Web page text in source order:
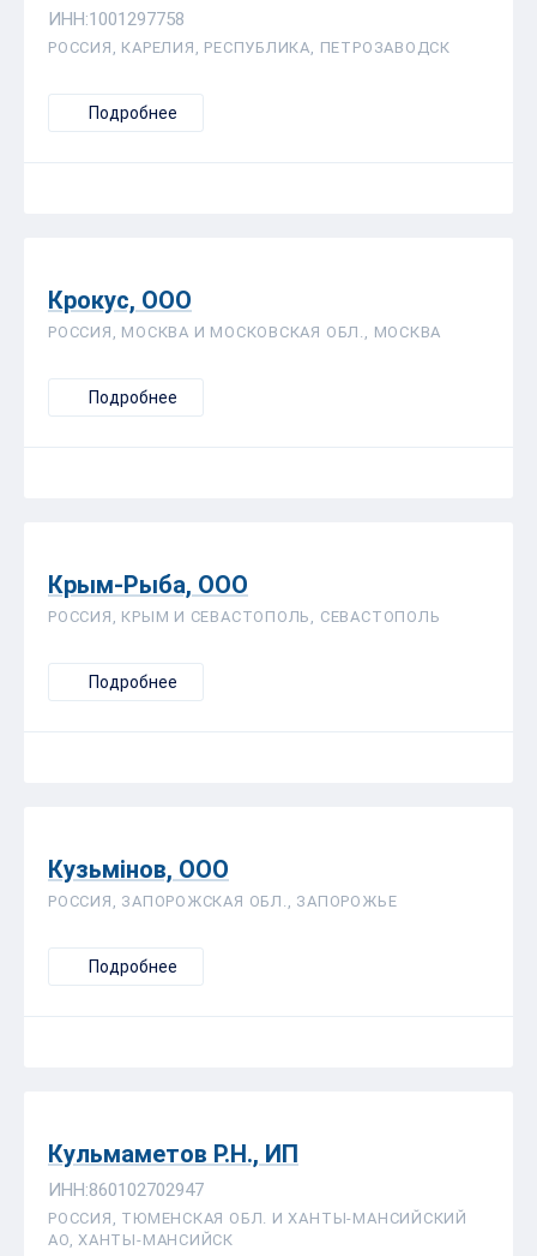
ИНН:1001297758
РОССИЯ, КАРЕЛИЯ, РЕСПУБЛИКА, ПЕТРОЗАВОДСК
Подробнее
Крокус, ООО
РОССИЯ, МОСКВА И МОСКОВСКАЯ ОБЛ., МОСКВА
Подробнее
Крым-Рыба, ООО
РОССИЯ, КРЫМ И СЕВАСТОПОЛЬ, СЕВАСТОПОЛЬ
Подробнее
Кузьмінов, ООО
РОССИЯ, ЗАПОРОЖСКАЯ ОБЛ., ЗАПОРОЖЬЕ
Подробнее
Кульмаметов Р.Н., ИП
ИНН:860102702947
РОССИЯ, ТЮМЕНСКАЯ ОБЛ. И ХАНТЫ-МАНСИЙСКИЙ
АО, ХАНТЫ-МАНСИЙСК